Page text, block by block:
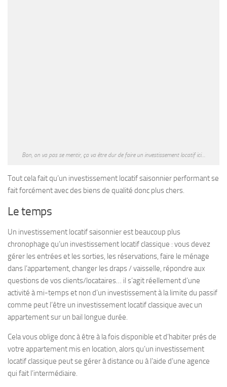
Bon, on va pas se mentir, ça va être dur de faire un investissement locatif ici…
Tout cela fait qu’un investissement locatif saisonnier performant se
fait forcément avec des biens de qualité donc plus chers.
Le temps
Un investissement locatif saisonnier est beaucoup plus
chronophage qu’un investissement locatif classique : vous devez
gérer les entrées et les sorties, les réservations, faire le ménage
dans l’appartement, changer les draps / vaisselle, répondre aux
questions de vos clients/locataires… il s’agit réellement d’une
activité à mi-temps et non d’un investissement à la limite du passif
comme peut l’être un investissement locatif classique avec un
appartement sur un bail longue durée.
Cela vous oblige donc à être à la fois disponible et d’habiter prés de
votre appartement mis en location, alors qu’un investissement
locatif classique peut se gérer à distance ou à l’aide d’une agence
qui fait l’intermédiaire.